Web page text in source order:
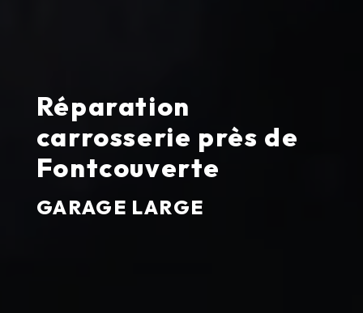
Réparation
carrosserie près de
Fontcouverte
GARAGE LARGE